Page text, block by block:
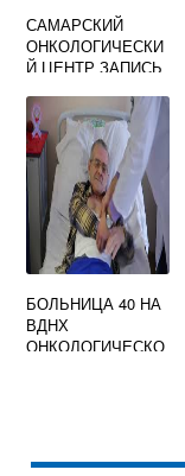
САМАРСКИЙ
ОНКОЛОГИЧЕСКИ
Й ЦЕНТР ЗАПИСЬ
БОЛЬНИЦА 40 НА
ВДНХ
ОНКОЛОГИЧЕСКО